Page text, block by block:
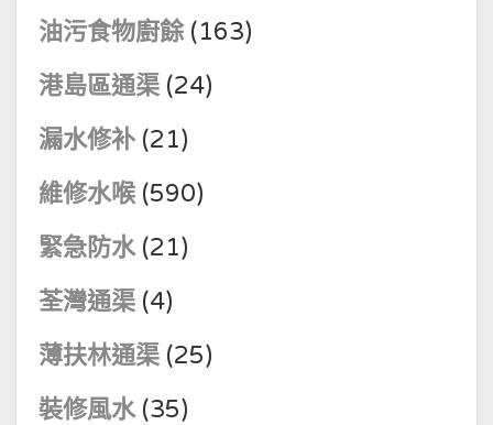
油污食物廚餘(163)
港島區通渠 (24)
漏水修补 (21)
維修水喉 (590)
緊急防水(21)
荃灣通渠 (4)
薄扶林通渠 (25)
裝修風水(35)